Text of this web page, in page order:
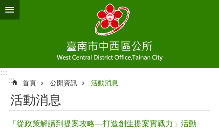
跳到主要內容區塊
:::
:::
首頁 公開資訊 活動消息
活動消息
「從政策解讀到提案攻略―打造創生提案實戰力」活動